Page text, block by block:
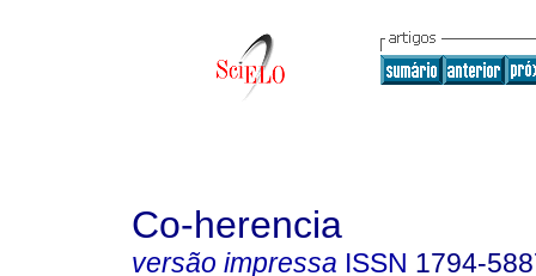
Co-herencia
versão impressa ISSN 1794-